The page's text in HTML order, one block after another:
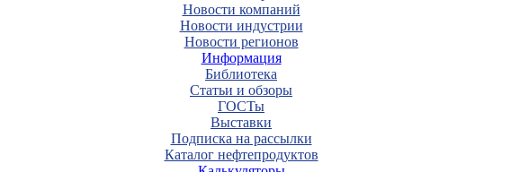
Новости компаний
Новости индустрии
Новости регионов
Информация
Библиотека
Статьи и обзоры
ГОСТы
Выставки
Подписка на рассылки
Каталог нефтепродуктов